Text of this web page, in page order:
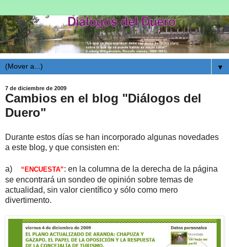
▼
7 de diciembre de 2009
Cambios en el blog "Diálogos del
Duero"
Durante estos días se han incorporado algunas novedades
a este blog, y que consisten en:
a) “ENCUESTA”: en la columna de la derecha de la página
se encontrará un sondeo de opinión sobre temas de
actualidad, sin valor científico y sólo como mero
divertimento.